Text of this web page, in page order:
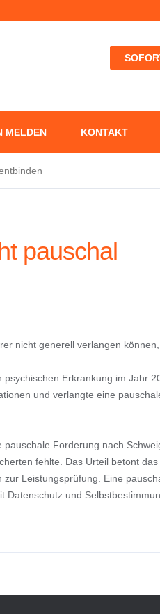
+++
MELDEN KONTAKT
pauschal
nicht generell verlangen
Erkrankung im Jahr
und verlangte eine
Forderung nach
fehlte. Das Urteil betont
Leistungsprüfung. Eine
und